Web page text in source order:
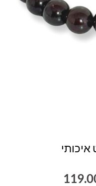
איכותי